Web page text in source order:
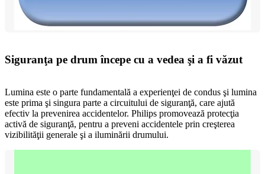
Siguranţa pe drum începe cu a vedea şi a fi văzut
Lumina este o parte fundamentală a experienţei de condus şi lumina
este prima şi singura parte a circuitului de siguranţă, care ajută
efectiv la prevenirea accidentelor. Philips promovează protecţia
activă de siguranţă, pentru a preveni accidentele prin creşterea
vizibilităţii generale şi a iluminării drumului.